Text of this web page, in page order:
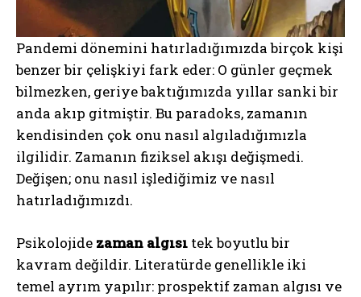
Pandemi dönemini hatırladığımızda birçok kişi
benzer bir çelişkiyi fark eder: O günler geçmek
bilmezken, geriye baktığımızda yıllar sanki bir
anda akıp gitmiştir. Bu paradoks, zamanın
kendisinden çok onu nasıl algıladığımızla
ilgilidir. Zamanın fiziksel akışı değişmedi.
Değişen; onu nasıl işlediğimiz ve nasıl
hatırladığımızdı.
Psikolojide zaman algısı tek boyutlu bir
kavram değildir. Literatürde genellikle iki
temel ayrım yapılır: prospektif zaman algısı ve